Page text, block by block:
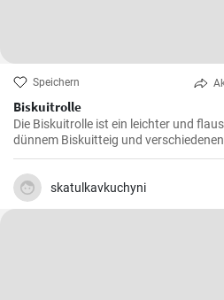
Speichern
Biskuitrolle
Die Biskuitrolle ist ein leichter und
dünnem Biskuitteig und
skatulkavkuchyni